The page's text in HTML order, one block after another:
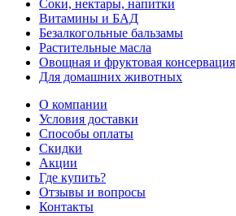
Соки, нектары, напитки
Витамины и БАД
Безалкогольные бальзамы
Растительные масла
Овощная и фруктовая консервация
Для домашних животных
О компании
Условия доставки
Способы оплаты
Скидки
Акции
Где купить?
Отзывы и вопросы
Контакты